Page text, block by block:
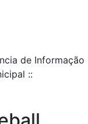
de Informação
::